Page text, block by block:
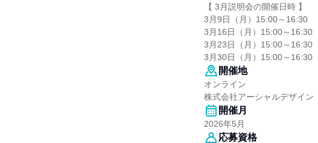
【 3月説明会の開催日時 】
3月9日（月）15:00～16:30
3月16日（月）15:00～16:30
3月23日（月）15:00～16:30
3月30日（月）15:00～16:30
開催地
オンライン
株式会社アーシャルデザイン
開催月
2026年5月
応募資格